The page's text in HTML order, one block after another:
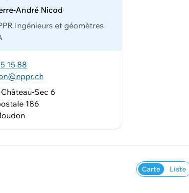
André Nicod
Ingénieurs et géomètres
15 88
Sec 6
186
Carte Liste